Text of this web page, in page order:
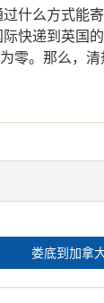
什么方式能
快递到英国
零。那么，
娄底到加拿